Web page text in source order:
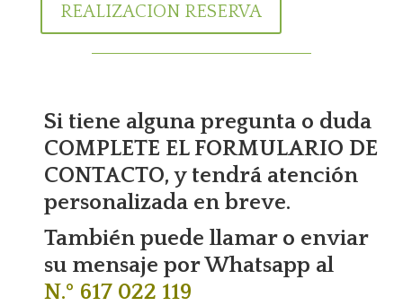
REALIZACION RESERVA
Si tiene alguna pregunta o duda
COMPLETE EL FORMULARIO DE
CONTACTO, y tendrá atención
personalizada en breve.
También puede llamar o enviar
su mensaje por Whatsapp al
N.º 617 022 119